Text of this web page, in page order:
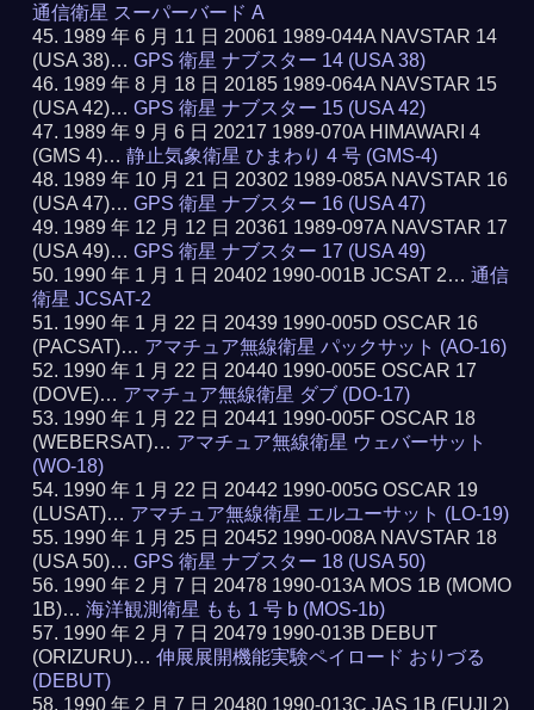
通信衛星 スーパーバード A
1989 年 6 月 11 日 20061 1989-044A NAVSTAR 14
(USA 38)…GPS 衛星 ナブスター 14 (USA 38)
1989 年 8 月 18 日 20185 1989-064A NAVSTAR 15
(USA 42)…GPS 衛星 ナブスター 15 (USA 42)
1989 年 9 月 6 日 20217 1989-070A HIMAWARI 4
(GMS 4)…静止気象衛星 ひまわり 4 号 (GMS-4)
1989 年 10 月 21 日 20302 1989-085A NAVSTAR 16
(USA 47)…GPS 衛星 ナブスター 16 (USA 47)
1989 年 12 月 12 日 20361 1989-097A NAVSTAR 17
(USA 49)…GPS 衛星 ナブスター 17 (USA 49)
1990 年 1 月 1 日 20402 1990-001B JCSAT 2…通信
衛星 JCSAT-2
1990 年 1 月 22 日 20439 1990-005D OSCAR 16
(PACSAT)… アマチュア無線衛星 パックサット (AO-16)
1990 年 1 月 22 日 20440 1990-005E OSCAR 17
(DOVE)… アマチュア無線衛星 ダブ (DO-17)
1990 年 1 月 22 日 20441 1990-005F OSCAR 18
(WEBERSAT)… アマチュア無線衛星 ウェバーサット
(WO-18)
1990 年 1 月 22 日 20442 1990-005G OSCAR 19
(LUSAT)… アマチュア無線衛星 エルユーサット (LO-19)
1990 年 1 月 25 日 20452 1990-008A NAVSTAR 18
(USA 50)…GPS 衛星 ナブスター 18 (USA 50)
1990 年 2 月 7 日 20478 1990-013A MOS 1B (MOMO
1B)…海洋観測衛星 もも 1 号 b (MOS-1b)
1990 年 2 月 7 日 20479 1990-013B DEBUT
(ORIZURU)…伸展展開機能実験ペイロード おりづる
(DEBUT)
1990 年 2 月 7 日 20480 1990-013C JAS 1B (FUJI 2)